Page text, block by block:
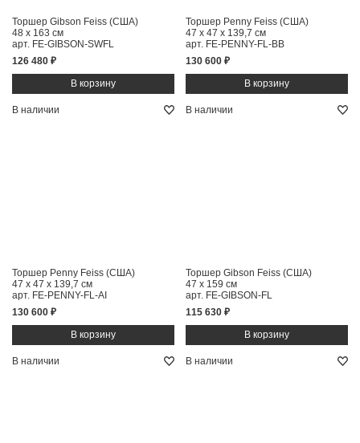
Торшер Gibson Feiss (США)
48 x 163 см
арт. FE-GIBSON-SWFL
126 480 ₽
Торшер Penny Feiss (США)
47 x 47 x 139,7 см
арт. FE-PENNY-FL-BB
130 600 ₽
В наличии
Торшер Penny Feiss (США)
47 x 47 x 139,7 см
арт. FE-PENNY-FL-AI
130 600 ₽
В наличии
Торшер Gibson Feiss (США)
47 x 159 см
арт. FE-GIBSON-FL
115 630 ₽
В наличии В наличии